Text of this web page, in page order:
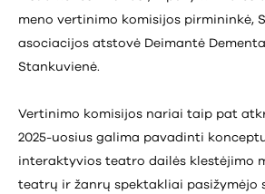
meno vertinimo komisijos pirmininkė,
asociacijos atstovė Deimantė
Stankuvienė.
Vertinimo komisijos nariai taip pat
2025-uosius galima pavadinti
interaktyvios teatro dailės klestėjimo
teatrų ir žanrų spektakliai pasižymėjo